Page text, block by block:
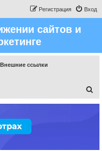
Вход
Регистрация
сайтов и
Внешние ссылки